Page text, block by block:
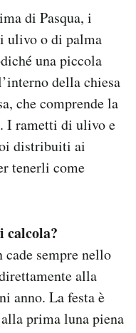
di Pasqua, i
ulivo o di palma
una piccola
della chiesa
che comprende la
I rametti di ulivo e
distribuiti ai
tenerli come
calcola?
sempre nello
alla
anno. La festa è
prima luna piena